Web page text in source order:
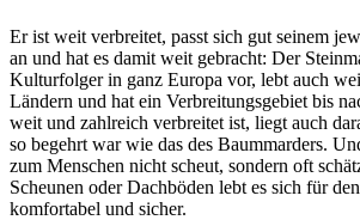
Er ist weit verbreitet, passt sich gut seinem
an und hat es damit weit gebracht: Der
Kulturfolger in ganz Europa vor, lebt auch
Ländern und hat ein Verbreitungsgebiet bis
weit und zahlreich verbreitet ist, liegt auch
so begehrt war wie das des Baummarders.
zum Menschen nicht scheut, sondern oft
Scheunen oder Dachböden lebt es sich für
komfortabel und sicher.